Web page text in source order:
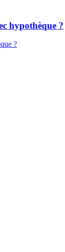
hypothèque ?
?